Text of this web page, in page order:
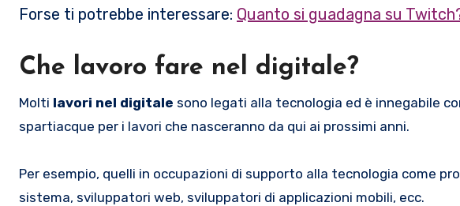
Forse ti potrebbe interessare: Quanto si guadagna su
Che lavoro fare nel digitale?
Molti lavori nel digitale sono legati alla tecnologia ed è innegabile
spartiacque per i lavori che nasceranno da qui ai prossimi anni.
Per esempio, quelli in occupazioni di supporto alla tecnologia come
sistema, sviluppatori web, sviluppatori di applicazioni mobili, ecc.